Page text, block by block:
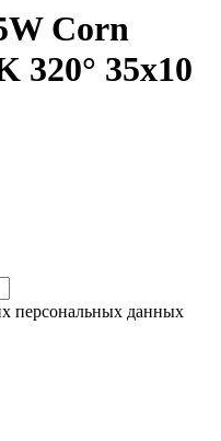
Corn
320° 35x10
персональных данных